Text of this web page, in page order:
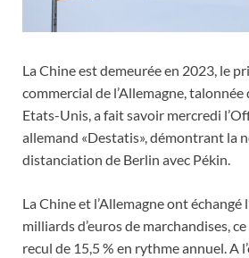
La Chine est demeurée en 2023, le
commercial de l’Allemagne, talonnée
Etats-Unis, a fait savoir mercredi
allemand «Destatis», démontrant la
distanciation de Berlin avec Pékin.
La Chine et l’Allemagne ont échangé
milliards d’euros de marchandises,
recul de 15,5 % en rythme annuel. A